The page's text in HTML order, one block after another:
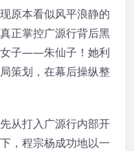
原本看似风平浪静的
正掌控广源行背后黑
女子——朱仙子！她利
策划，在幕后操纵整
从打入广源行内部开
，程宗杨成功地以一